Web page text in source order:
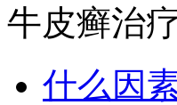
牛皮癣治
什么因